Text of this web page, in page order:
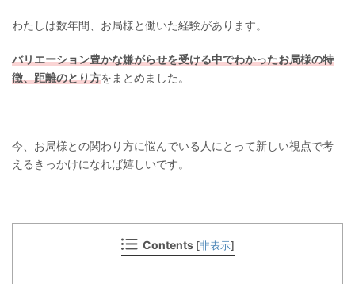
わたしは数年間、お局様と働いた経験があります。
バリエーション豊かな嫌がらせを受ける中でわかったお局様の特
徴、距離のとり方をまとめました。
今、お局様との関わり方に悩んでいる人にとって新しい視点で考
えるきっかけになれば嬉しいです。
Contents [非表示]